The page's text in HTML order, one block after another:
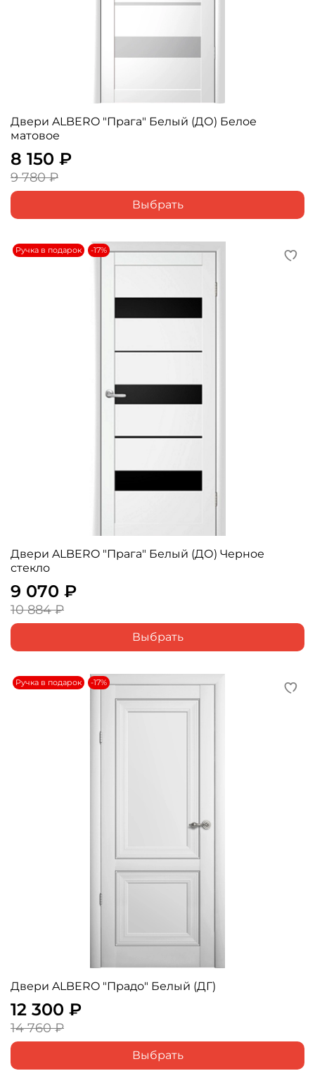
Двери ALBERO "Прага" Белый (ДО) Белое
матовое
8 150 ₽
9 780 ₽
Выбрать
Ручка в подарок -17%
Двери ALBERO "Прага" Белый (ДО) Черное
стекло
9 070 ₽
10 884 ₽
Выбрать
Ручка в подарок -17%
Двери ALBERO "Прадо" Белый (ДГ)
12 300 ₽
14 760 ₽
Выбрать